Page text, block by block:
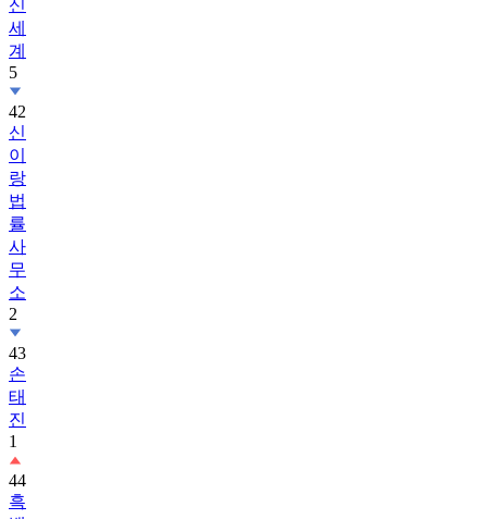
계
5
42
신
이
랑
법
률
사
무
소
2
43
손
태
진
1
44
흑
백
요